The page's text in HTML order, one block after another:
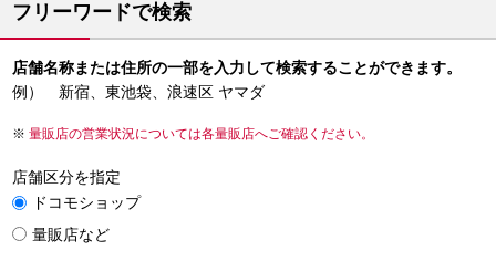
フリーワードで検索
店舗名称または住所の一部を入力して検索することができます。
例） 新宿、東池袋、浪速区 ヤマダ
量販店の営業状況については各量販店へご確認ください。
店舗区分を指定
ドコモショップ
量販店など